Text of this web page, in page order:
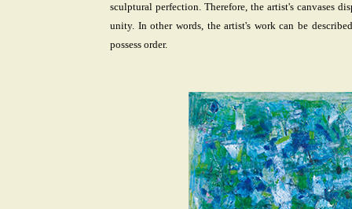
sculptural perfection. Therefore, the artist's canvases
unity. In other words, the artist's work can be
possess order.